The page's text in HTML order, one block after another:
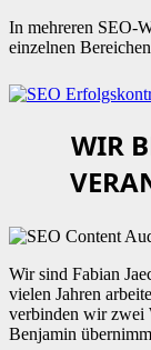
In mehreren SEO-
einzelnen
WIR
Wir sind Fabian
vielen Jahren
verbinden wir zwei
Benjamin